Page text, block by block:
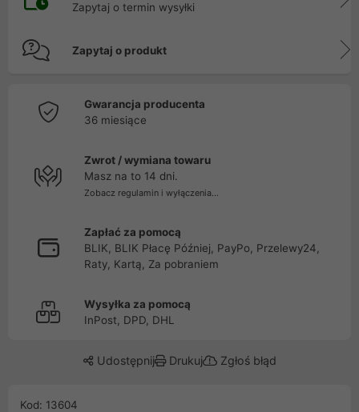
Zapytaj o termin wysyłki
Zapytaj o produkt
Gwarancja producenta
36 miesiące
Zwrot / wymiana towaru
Masz na to 14 dni.
Zobacz regulamin i wyłączenia...
Zapłać za pomocą
BLIK, BLIK Płacę Później, PayPo, Przelewy24,
Raty, Kartą, Za pobraniem
Wysyłka za pomocą
InPost, DPD, DHL
Udostępnij Drukuj Zgłoś błąd
Kod: 13604